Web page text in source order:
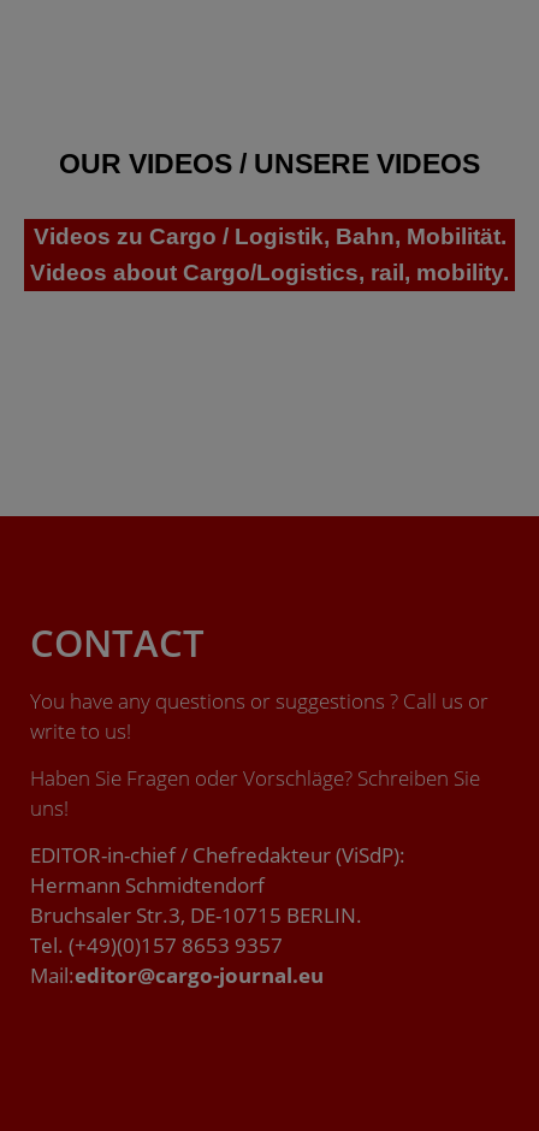
OUR VIDEOS / UNSERE VIDEOS
Videos zu Cargo / Logistik, Bahn, Mobilität.
Videos about Cargo/Logistics, rail, mobility.
CONTACT
You have any questions or suggestions ? Call us or
write to us!
Haben Sie Fragen oder Vorschläge? Schreiben Sie
uns!
EDITOR-in-chief / Chefredakteur (ViSdP):
Hermann Schmidtendorf
Bruchsaler Str.3, DE-10715 BERLIN.
Tel. (+49)(0)157 8653 9357
Mail:editor@cargo-journal.eu